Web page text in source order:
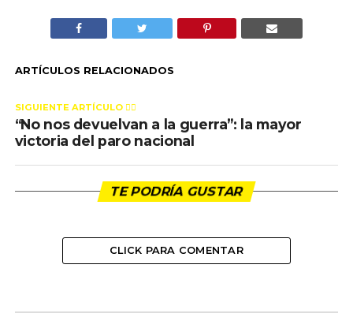
ARTÍCULOS RELACIONADOS
SIGUIENTE ARTÍCULO 👈🏻
“No nos devuelvan a la guerra”: la mayor
victoria del paro nacional
TE PODRÍA GUSTAR
CLICK PARA COMENTAR